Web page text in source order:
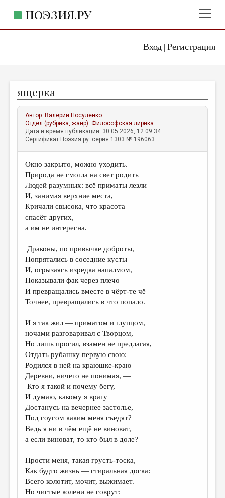
Вход| Регистрация
ПОЭЗИЯ.РУ
ЖАНРЫ
АВТОРЫ
КОММЕНТАРИИ
ЛИТСАЛОН
НОВОСТИ
ПРАВИЛА САЙТА
ОТДЕЛЫ И РУБРИКИ
ИЗБРАННОЕ
ПРОИЗВЕДЕНИЯ
ПЕРЕВОДЫ
КОНКУРСЫ
КНИЖНАЯ ПОЛКА
ОБЗОР ЛИТЕРАТУРЫ
СТРАНИЦЫ ПАМЯТИ
ОБЪЯВЛЕНИЯ
КОЛОНКА РЕДАКТОРА
РЕДКОЛЛЕГИЯ
ОТ РЕДАКЦИИ
ЭССЕИСТИКА
ЛИТЕРАТУРОВЕДЕНИЕ
ящерка
Автор: Валерий Носуленко
Отдел (рубрика, жанр):Философская лирика
Дата и время публикации: 30.05.2026, 12:09:34
Сертификат Поэзия.ру: серия 1303 № 196063
Окно закрыто, можно уходить.
Природа не смогла на свет родить
Людей разумных: всё приматы лезли
И, занимая верхние места,
Кричали свысока, что красота
спасёт других,
а им не интересна.
Драконы, по привычке доброты,
Попрятались в соседние кусты
И, огрызаясь изредка напалмом,
Показывали фак через плечо
И превращались вместе в чёрт-те чё —
Точнее, превращались в что попало.
И я так жил — приматом и глупцом,
ночами разговаривал с Творцом,
Но лишь просил, взамен не предлагая,
Отдать рубашку первую свою:
Родился в ней на краюшке-краю
Деревни, ничего не понимая, —
Кто я такой и почему бегу,
И думаю, какому я врагу
Достанусь на вечернее застолье,
Под соусом каким меня съедят?
Ведь я ни в чём ещё не виноват,
а если виноват, то кто был в доле?
Прости меня, такая грусть-тоска,
Как будто жизнь — стиральная доска:
Всего колотит, мочит, выжимает.
Но чистые колени не соврут: